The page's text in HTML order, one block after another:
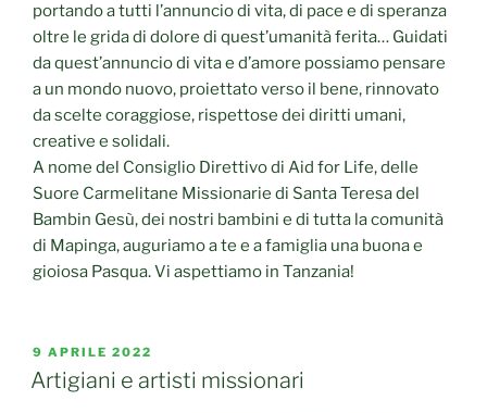
portando a tutti l’annuncio di vita, di pace e di speranza
oltre le grida di dolore di quest’umanità ferita… Guidati
da quest’annuncio di vita e d’amore possiamo pensare
a un mondo nuovo, proiettato verso il bene, rinnovato
da scelte coraggiose, rispettose dei diritti umani,
creative e solidali.
A nome del Consiglio Direttivo di Aid for Life, delle
Suore Carmelitane Missionarie di Santa Teresa del
Bambin Gesù, dei nostri bambini e di tutta la comunità
di Mapinga, auguriamo a te e a famiglia una buona e
gioiosa Pasqua. Vi aspettiamo in Tanzania!
PUBBLICATO
IL
9 APRILE 2022
Artigiani e artisti missionari